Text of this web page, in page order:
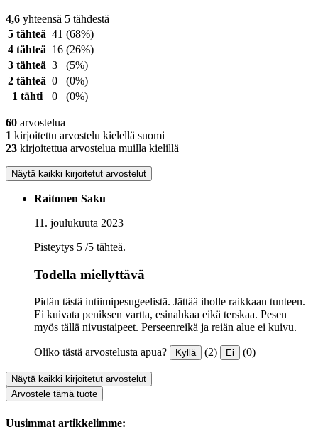
4,6 yhteensä 5 tähdestä
5 tähteä 41 (68%)
4 tähteä 16 (26%)
3 tähteä 3
(5%)
2 tähteä 0
(0%)
1 tähti
0 (0%)
60 arvostelua
1 kirjoitettu arvostelu kielellä suomi
23 kirjoitettua arvostelua muilla kielillä
Näytä kaikki kirjoitetut arvostelut
Raitonen Saku
11. joulukuuta 2023
Pisteytys 5 /5 tähteä.
Todella miellyttävä
Pidän tästä intiimipesugeelistä. Jättää iholle raikkaan tunteen.
Ei kuivata peniksen vartta, esinahkaa eikä terskaa. Pesen
myös tällä nivustaipeet. Perseenreikä ja reiän alue ei kuivu.
Oliko tästä arvostelusta apua? Kyllä (2) Ei (0)
Näytä kaikki kirjoitetut arvostelut
Arvostele tämä tuote
Uusimmat artikkelimme: